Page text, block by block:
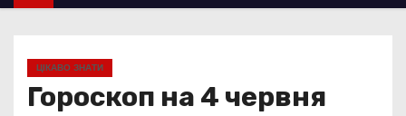
ЦІКАВО ЗНАТИ
Гороскоп на 4 червня